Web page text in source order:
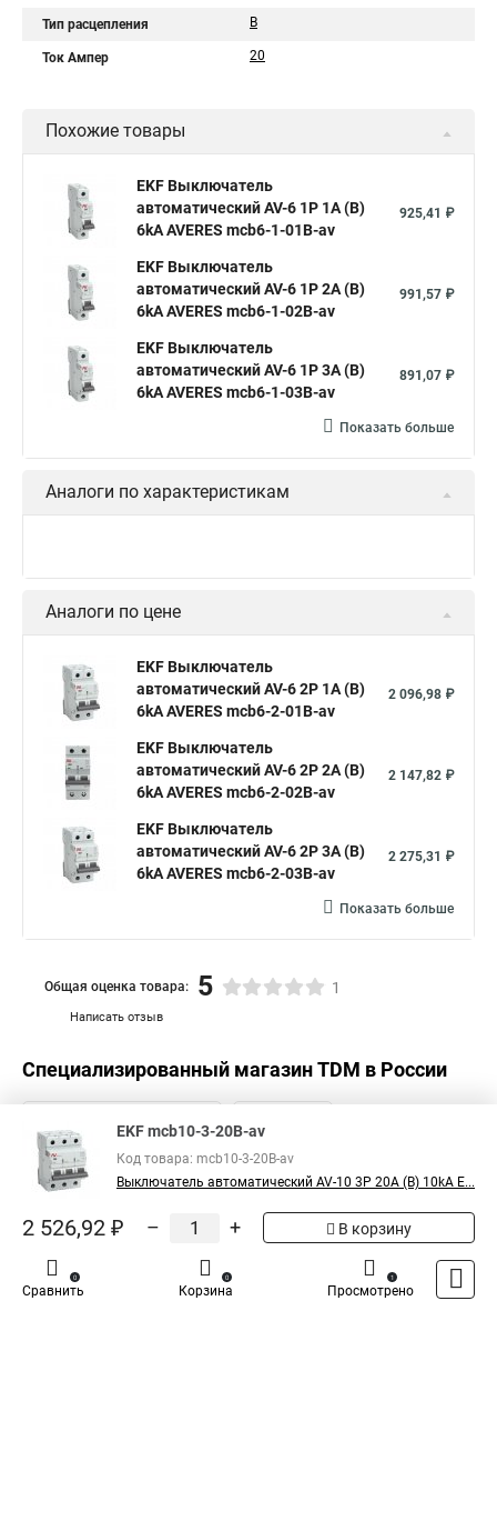
Тип расцепления B
Ток Ампер 20
Похожие товары
EKF Выключатель
автоматический AV-6 1P 1A (B)
6kA AVERES mcb6-1-01B-av
925,41 ₽
EKF Выключатель
автоматический AV-6 1P 2A (B)
6kA AVERES mcb6-1-02B-av
991,57 ₽
EKF Выключатель
автоматический AV-6 1P 3A (B)
6kA AVERES mcb6-1-03B-av
891,07 ₽
Показать больше
Аналоги по характеристикам
Аналоги по цене
EKF Выключатель
автоматический AV-6 2P 1A (B)
6kA AVERES mcb6-2-01B-av
2 096,98 ₽
EKF Выключатель
автоматический AV-6 2P 2A (B)
6kA AVERES mcb6-2-02B-av
2 147,82 ₽
EKF Выключатель
автоматический AV-6 2P 3A (B)
6kA AVERES mcb6-2-03B-av
2 275,31 ₽
Показать больше
Написать отзыв
Общая оценка товара: 5 1
Специализированный магазинTDM в России
EKF mcb10-3-20B-av
Код товара: mcb10-3-20B-av
Выключатель автоматический AV-10 3P 20A (B) 10kA E...
2 526,92 ₽ – + В корзину
Сравнить
0
Корзина
0
Просмотрено
1